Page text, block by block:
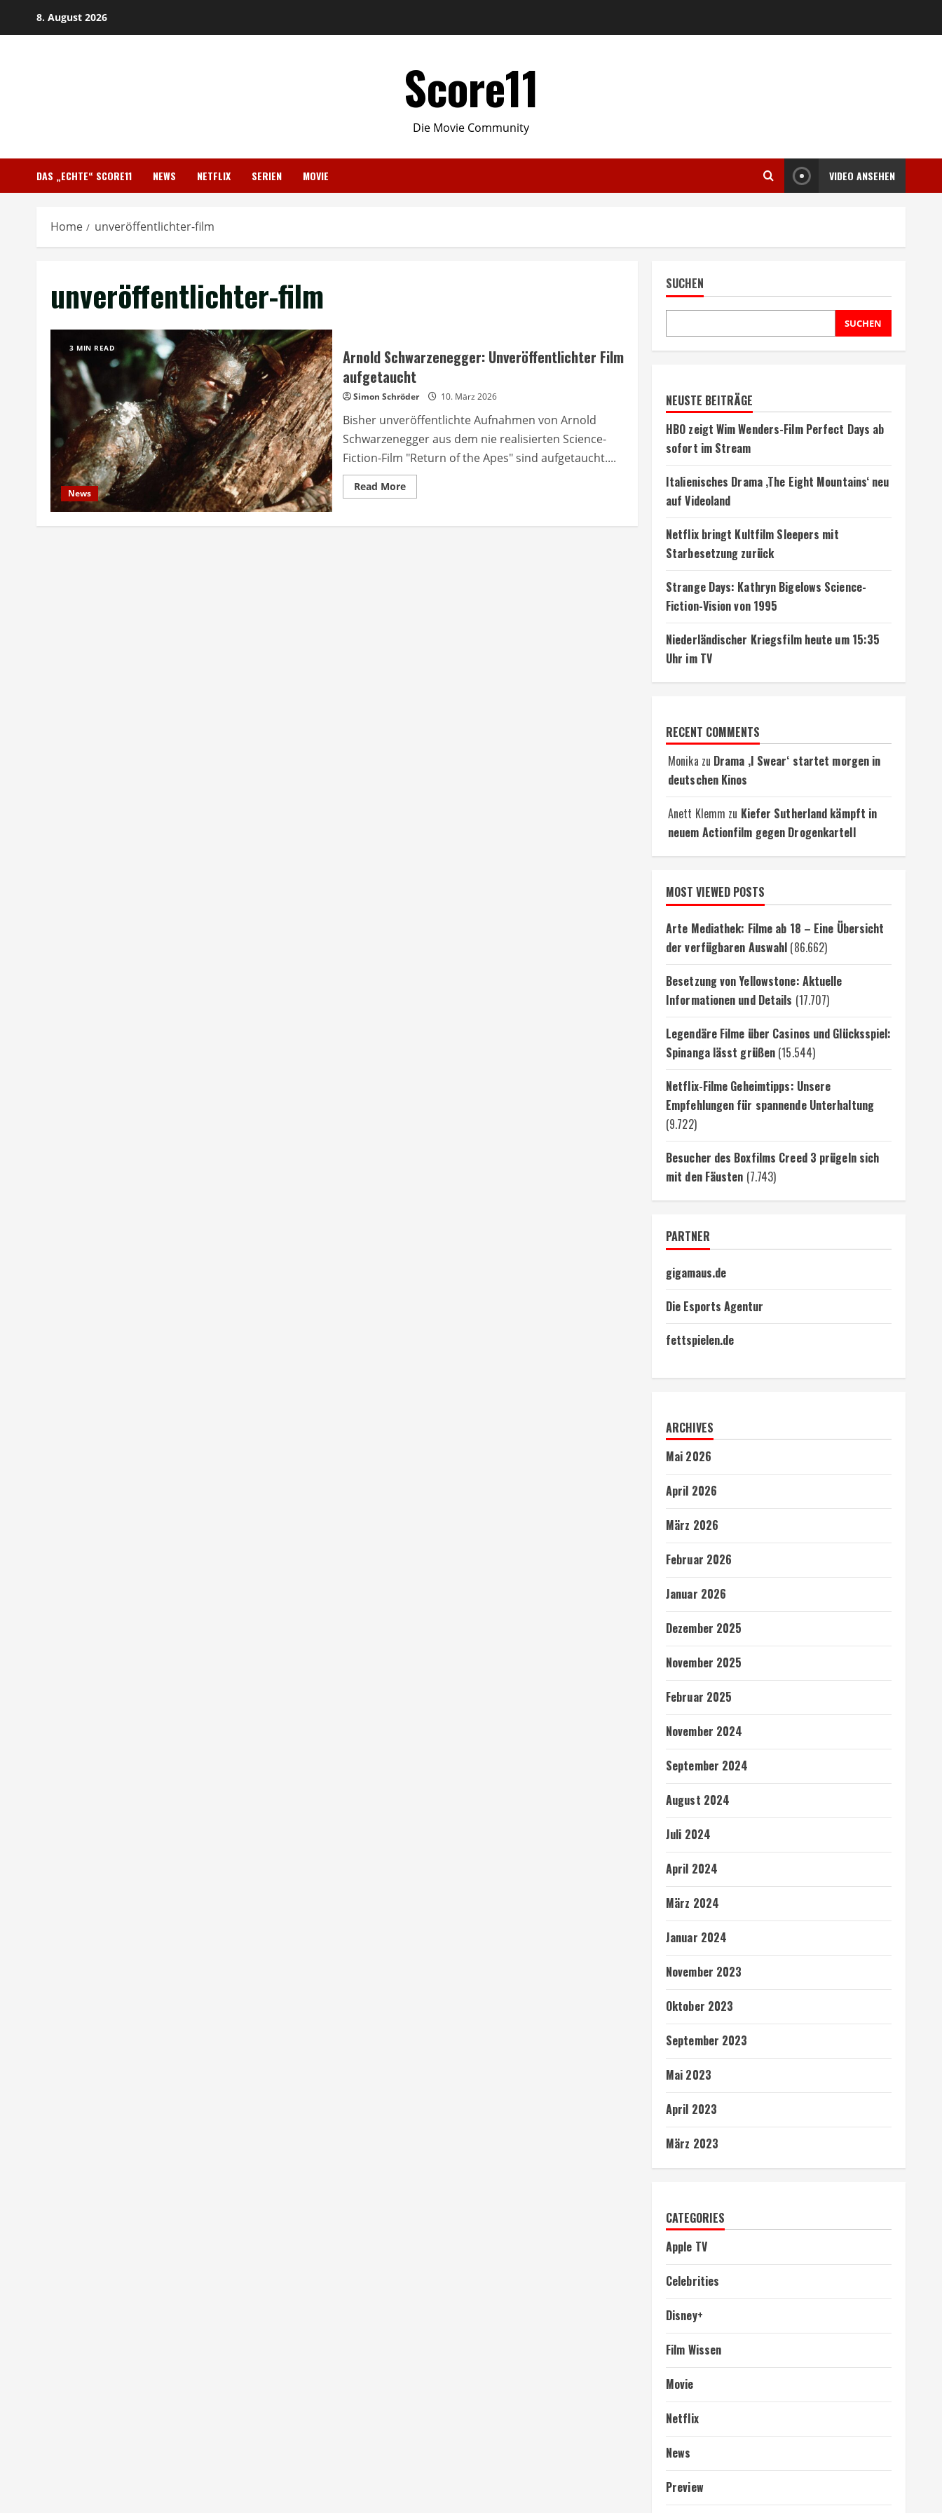
8. August 2026
Score11
Die Movie Community
DAS „ECHTE“ SCORE11 NEWS NETFLIX SERIEN MOVIE VIDEO ANSEHEN
Home unveröffentlichter-film
unveröffentlichter-film
3 MIN READ
News
Arnold Schwarzenegger: Unveröffentlichter Film
aufgetaucht
Simon Schröder 10. März 2026
Bisher unveröffentlichte Aufnahmen von Arnold
Schwarzenegger aus dem nie realisierten Science-
Fiction-Film "Return of the Apes" sind aufgetaucht....
Read MoreRead
more
Schwarzenegger:
SUCHEN
SUCHEN
NEUSTE BEITRÄGE
HBO zeigt Wim Wenders-Film Perfect Days ab
sofort im Stream
Italienisches Drama ‚The Eight Mountains‘ neu
auf Videoland
Netflix bringt Kultfilm Sleepers mit
Starbesetzung zurück
Strange Days: Kathryn Bigelows Science-
Fiction-Vision von 1995
Niederländischer Kriegsfilm heute um 15:35
Uhr im TV
RECENT COMMENTS
Monika zu Drama ‚I Swear‘ startet morgen in
deutschen Kinos
Anett Klemm zu Kiefer Sutherland kämpft in
neuem Actionfilm gegen Drogenkartell
MOST VIEWED POSTS
Arte Mediathek: Filme ab 18 – Eine Übersicht
der verfügbaren Auswahl (86.662)
Besetzung von Yellowstone: Aktuelle
Informationen und Details (17.707)
Legendäre Filme über Casinos und Glücksspiel:
Spinanga lässt grüßen (15.544)
Netflix-Filme Geheimtipps: Unsere
Empfehlungen für spannende Unterhaltung
(9.722)
Besucher des Boxfilms Creed 3 prügeln sich
mit den Fäusten (7.743)
PARTNER
gigamaus.de
Die Esports Agentur
fettspielen.de
ARCHIVES
Mai 2026
April 2026
März 2026
Februar 2026
Januar 2026
Dezember 2025
November 2025
Februar 2025
November 2024
September 2024
August 2024
Juli 2024
April 2024
März 2024
Januar 2024
November 2023
Oktober 2023
September 2023
Mai 2023
April 2023
März 2023
CATEGORIES
Apple TV
Celebrities
Disney+
Film Wissen
Movie
Netflix
News
Preview